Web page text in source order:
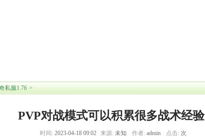
戏】 【PVP对战模式可以积累很多战术经
私服1.76 >
PVP对战模式可以积累很多战术经验
时间: 2023-04-18 09:02 来源: 未知 作者: admin 点击: 次